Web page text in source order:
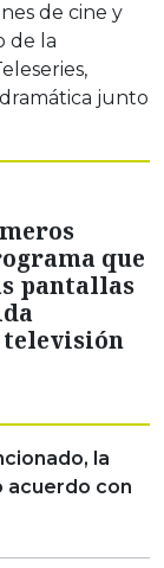
de cine y
de la
junto
que
pantallas
televisión
la
acuerdo con